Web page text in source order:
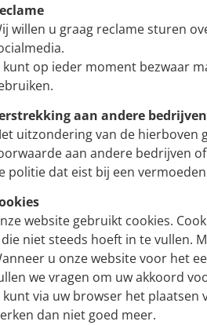
willen u graag reclame sturen
kunt op ieder moment bezwaar
aan andere
uitzondering van de hierboven
aan andere bedrijven
politie dat eist bij een
website gebruikt cookies.
niet steeds hoeft in te vullen.
u onze website voor het
we vragen om uw akkoord
kunt via uw browser het plaatsen
dan niet goed meer.